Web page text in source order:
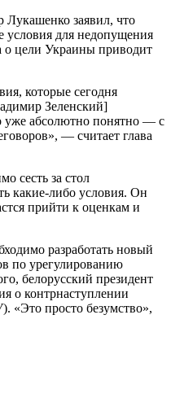
Лукашенко заявил, что
условия для недопущения
о цели Украины приводит
которые сегодня
Зеленский]
уже абсолютно понятно — с
— считает глава
сесть за стол
какие-либо условия. Он
прийти к оценкам и
разработать новый
по урегулированию
белорусский президент
о контрнаступлении
просто безумство»,